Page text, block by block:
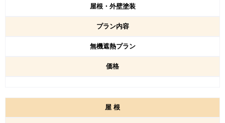
屋根・外壁塗装
プラン内容
無機遮熱プラン
価格
屋 根